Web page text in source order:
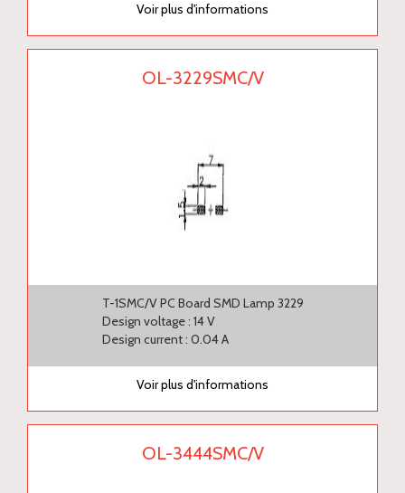
Voir plus d'informations
OL-3229SMC/V
T-1SMC/V PC Board SMD Lamp 3229
Design voltage : 14 V
Design current : 0.04 A
Voir plus d'informations
OL-3444SMC/V